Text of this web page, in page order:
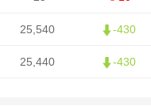
25,540 -430
25,440 -430